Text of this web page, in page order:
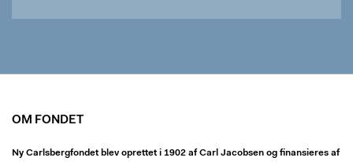
OM FONDET
Ny Carlsbergfondet blev oprettet i 1902 af Carl Jacobsen og finansieres af